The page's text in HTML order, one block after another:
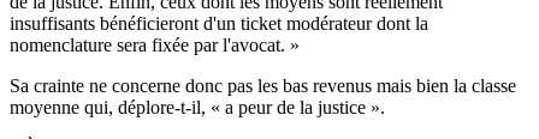
insuffisants bénéficieront d'un ticket modérateur dont la
nomenclature sera fixée par l'avocat. »
Sa crainte ne concerne donc pas les bas revenus mais bien la classe
moyenne qui, déplore-t-il, « a peur de la justice ».